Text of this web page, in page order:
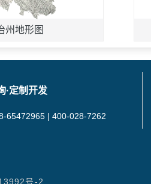
州地形图
·定制开发
65472965 | 400-028-7262
号-2